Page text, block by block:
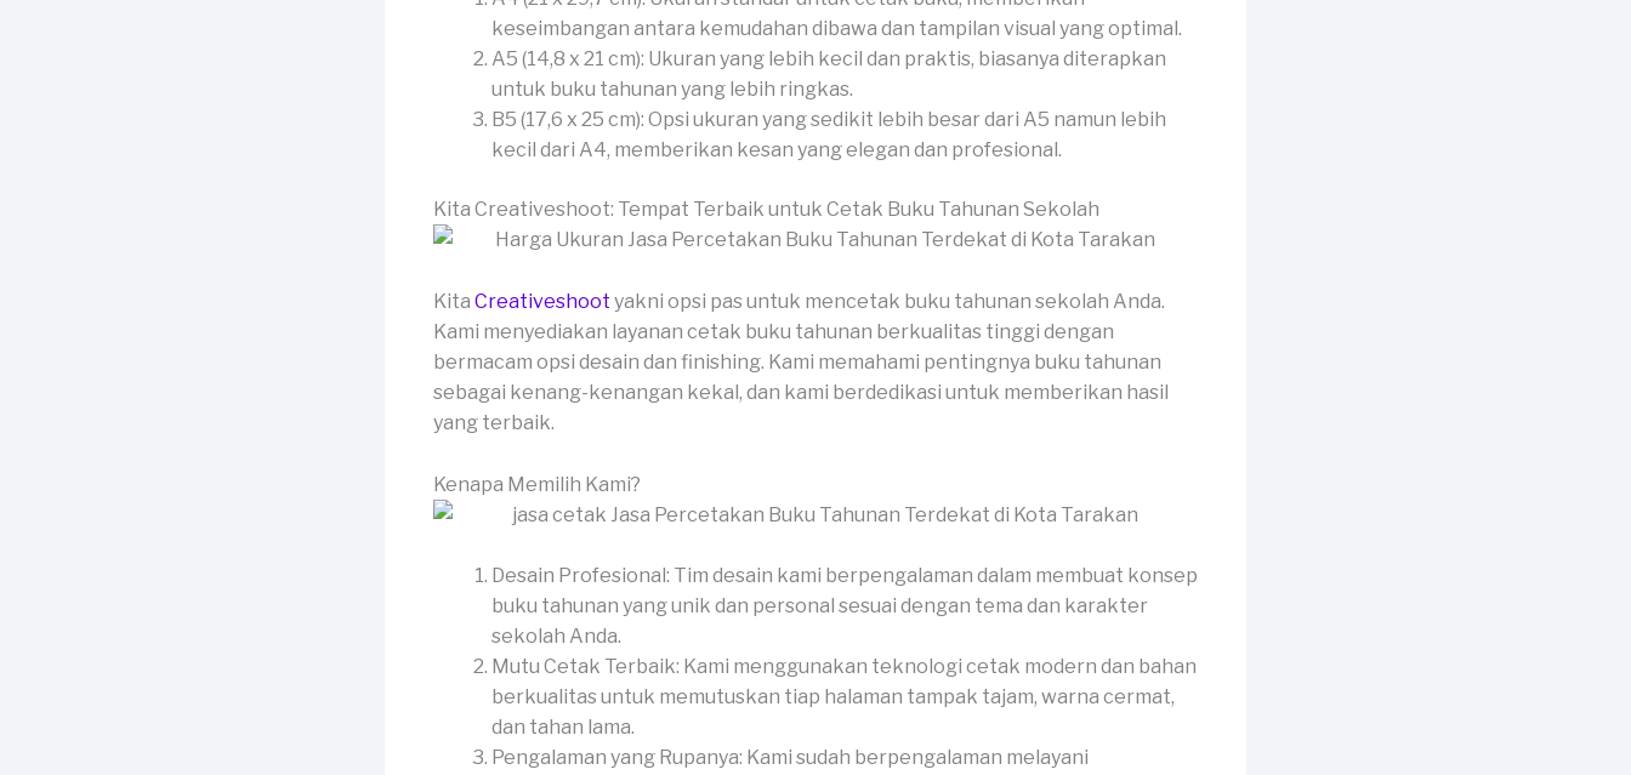
keseimbangan antara kemudahan dibawa dan tampilan visual yang optimal.
A5 (14,8 x 21 cm): Ukuran yang lebih kecil dan praktis, biasanya diterapkan
untuk buku tahunan yang lebih ringkas.
B5 (17,6 x 25 cm): Opsi ukuran yang sedikit lebih besar dari A5 namun lebih
kecil dari A4, memberikan kesan yang elegan dan profesional.
Kita Creativeshoot: Tempat Terbaik untuk Cetak Buku Tahunan Sekolah
Kita Creativeshoot yakni opsi pas untuk mencetak buku tahunan sekolah Anda.
Kami menyediakan layanan cetak buku tahunan berkualitas tinggi dengan
bermacam opsi desain dan finishing. Kami memahami pentingnya buku tahunan
sebagai kenang-kenangan kekal, dan kami berdedikasi untuk memberikan hasil
yang terbaik.
Kenapa Memilih Kami?
Desain Profesional: Tim desain kami berpengalaman dalam membuat konsep
buku tahunan yang unik dan personal sesuai dengan tema dan karakter
sekolah Anda.
Mutu Cetak Terbaik: Kami menggunakan teknologi cetak modern dan bahan
berkualitas untuk memutuskan tiap halaman tampak tajam, warna cermat,
dan tahan lama.
Pengalaman yang Rupanya: Kami sudah berpengalaman melayani